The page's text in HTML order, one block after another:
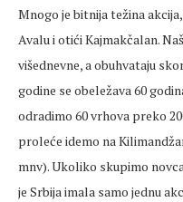
Mnogo je bitnija težina
Avalu i otići Kajmakčalan.
višednevne, a obuhvataju
godine se obeležava 60
odradimo 60 vrhova preko
proleće idemo na
mnv). Ukoliko skupimo
je Srbija imala samo jednu